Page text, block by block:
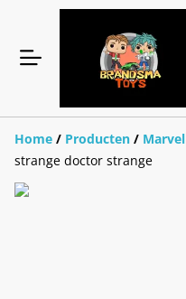
Home / Producten / Marvel
strange doctor strange